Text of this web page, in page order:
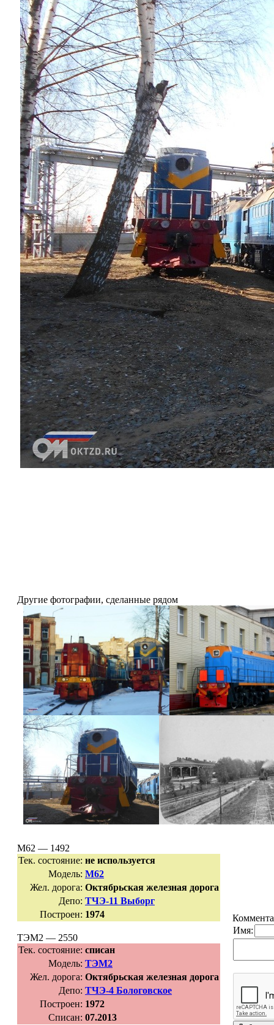
Другие фотографии, сделанные рядом
М62 — 1492
Тек. состояние: не используется
Модель: М62
Жел. дорога: Октябрьская железная дорога
Депо: ТЧЭ-11 Выборг
Построен: 1974
ТЭМ2 — 2550
Тек. состояние: списан
Модель: ТЭМ2
Жел. дорога: Октябрьская железная дорога
Депо: ТЧЭ-4 Бологовское
Построен: 1972
Списан: 07.2013
Имя: